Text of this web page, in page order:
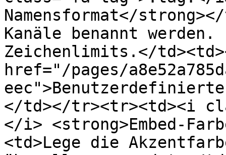
Namensformat</
Kanäle benannt
Zeichenlimits.</
href="/pages/
</td></tr><tr><td><i
</i> <strong>Embed-
<td>Lege die